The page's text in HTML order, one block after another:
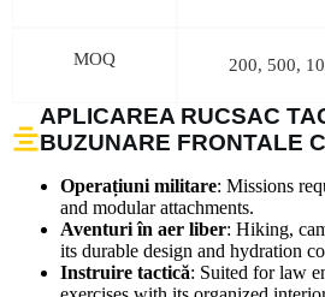
MOQ 200, 500,
APLICAREA RUCSAC
BUZUNARE FRONTALE
Operațiuni militare: Missions
and modular attachments.
Aventuri în aer liber: Hiking,
its durable design and hydration
Instruire tactică: Suited for law